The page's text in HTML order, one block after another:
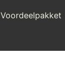
Voordeelpakket